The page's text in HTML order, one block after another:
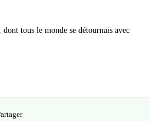
tous le monde se détournais avec